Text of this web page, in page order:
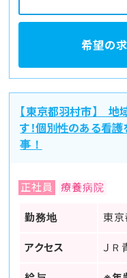
希望の
【東京都羽村市】 地
す！個別性のある看
事！
正社員 療養病院
勤務地 東
アクセス Ｊ